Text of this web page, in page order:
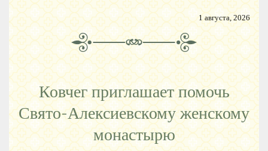
1 августа, 2026
Ковчег приглашает помочь
Свято-Алексиевскому женскому
монастырю